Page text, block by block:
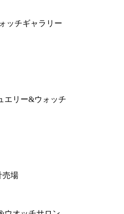
ッチギャラリー
エリー&ウォッチ
売場